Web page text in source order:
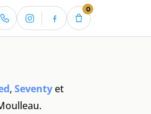
0
, Seventyet